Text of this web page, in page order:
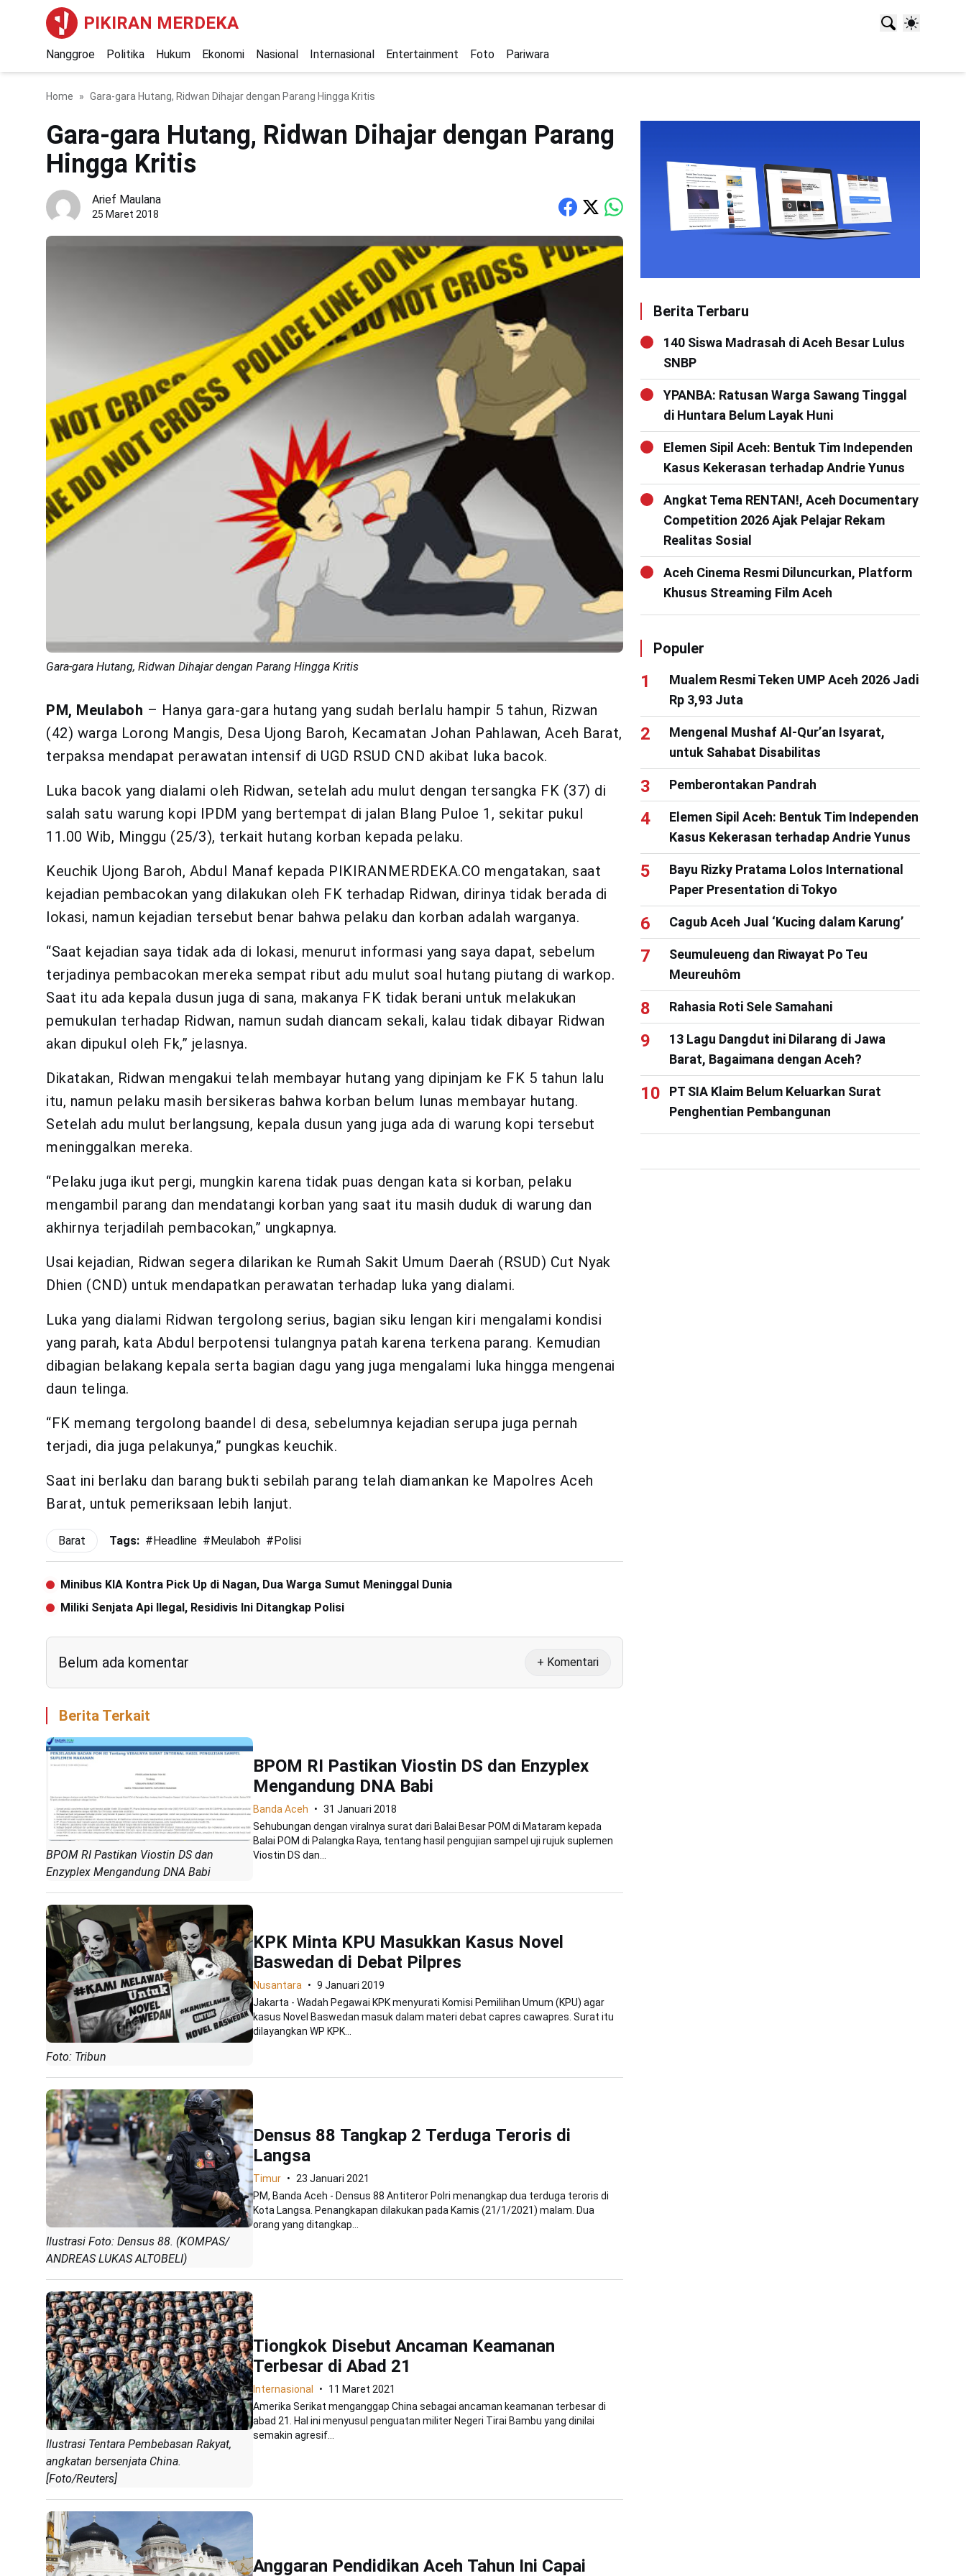
PIKIRAN MERDEKA
Nanggroe Politika Hukum Ekonomi Nasional Internasional Entertainment Foto Pariwara
Home Gara-gara Hutang, Ridwan Dihajar dengan Parang Hingga Kritis
Gara-gara Hutang, Ridwan Dihajar dengan Parang
Hingga Kritis
Arief Maulana
25 Maret 2018
Gara-gara Hutang, Ridwan Dihajar dengan Parang Hingga Kritis
PM, Meulaboh – Hanya gara-gara hutang yang sudah berlalu hampir 5 tahun, Rizwan
(42) warga Lorong Mangis, Desa Ujong Baroh, Kecamatan Johan Pahlawan, Aceh Barat,
terpaksa mendapat perawatan intensif di UGD RSUD CND akibat luka bacok.
Luka bacok yang dialami oleh Ridwan, setelah adu mulut dengan tersangka FK (37) di
salah satu warung kopi IPDM yang bertempat di jalan Blang Puloe 1, sekitar pukul
11.00 Wib, Minggu (25/3), terkait hutang korban kepada pelaku.
Keuchik Ujong Baroh, Abdul Manaf kepada PIKIRANMERDEKA.CO mengatakan, saat
kejadian pembacokan yang dilakukan oleh FK terhadap Ridwan, dirinya tidak berada di
lokasi, namun kejadian tersebut benar bahwa pelaku dan korban adalah warganya.
“Saat kejadian saya tidak ada di lokasi, menurut informasi yang saya dapat, sebelum
terjadinya pembacokan mereka sempat ribut adu mulut soal hutang piutang di warkop.
Saat itu ada kepala dusun juga di sana, makanya FK tidak berani untuk melakukan
pemukulan terhadap Ridwan, namun sudah diancam sekali, kalau tidak dibayar Ridwan
akan dipukul oleh Fk,” jelasnya.
Dikatakan, Ridwan mengakui telah membayar hutang yang dipinjam ke FK 5 tahun lalu
itu, namun pelaku masih bersikeras bahwa korban belum lunas membayar hutang.
Setelah adu mulut berlangsung, kepala dusun yang juga ada di warung kopi tersebut
meninggalkan mereka.
“Pelaku juga ikut pergi, mungkin karena tidak puas dengan kata si korban, pelaku
mengambil parang dan mendatangi korban yang saat itu masih duduk di warung dan
akhirnya terjadilah pembacokan,” ungkapnya.
Usai kejadian, Ridwan segera dilarikan ke Rumah Sakit Umum Daerah (RSUD) Cut Nyak
Dhien (CND) untuk mendapatkan perawatan terhadap luka yang dialami.
Luka yang dialami Ridwan tergolong serius, bagian siku lengan kiri mengalami kondisi
yang parah, kata Abdul berpotensi tulangnya patah karena terkena parang. Kemudian
dibagian belakang kepala serta bagian dagu yang juga mengalami luka hingga mengenai
daun telinga.
“FK memang tergolong baandel di desa, sebelumnya kejadian serupa juga pernah
terjadi, dia juga pelakunya,” pungkas keuchik.
Saat ini berlaku dan barang bukti sebilah parang telah diamankan ke Mapolres Aceh
Barat, untuk pemeriksaan lebih lanjut.
Barat Tags: # Headline # Meulaboh # Polisi
Minibus KIA Kontra Pick Up di Nagan, Dua Warga Sumut Meninggal Dunia
Miliki Senjata Api Ilegal, Residivis Ini Ditangkap Polisi
Belum ada komentar + Komentari
Berita Terkait
BPOM RI Pastikan Viostin DS dan
Enzyplex Mengandung DNA Babi
BPOM RI Pastikan Viostin DS dan Enzyplex
Mengandung DNA Babi
Banda Aceh
31 Januari 2018
Sehubungan dengan viralnya surat dari Balai Besar POM di Mataram kepada
Balai POM di Palangka Raya, tentang hasil pengujian sampel uji rujuk suplemen
Viostin DS dan...
Foto: Tribun
KPK Minta KPU Masukkan Kasus Novel
Baswedan di Debat Pilpres
Nusantara
9 Januari 2019
Jakarta - Wadah Pegawai KPK menyurati Komisi Pemilihan Umum (KPU) agar
kasus Novel Baswedan masuk dalam materi debat capres cawapres. Surat itu
dilayangkan WP KPK...
Ilustrasi Foto: Densus 88. (KOMPAS/
ANDREAS LUKAS ALTOBELI)
Densus 88 Tangkap 2 Terduga Teroris di
Langsa
Timur
23 Januari 2021
PM, Banda Aceh - Densus 88 Antiteror Polri menangkap dua terduga teroris di
Kota Langsa. Penangkapan dilakukan pada Kamis (21/1/2021) malam. Dua
orang yang ditangkap...
Ilustrasi Tentara Pembebasan Rakyat,
angkatan bersenjata China.
[Foto/Reuters]
Tiongkok Disebut Ancaman Keamanan
Terbesar di Abad 21
Internasional
11 Maret 2021
Amerika Serikat menganggap China sebagai ancaman keamanan terbesar di
abad 21. Hal ini menyusul penguatan militer Negeri Tirai Bambu yang dinilai
semakin agresif...
Anggaran Pendidikan Aceh Tahun Ini Capai
Berita Terbaru
140 Siswa Madrasah di Aceh Besar Lulus
SNBP
YPANBA: Ratusan Warga Sawang Tinggal
di Huntara Belum Layak Huni
Elemen Sipil Aceh: Bentuk Tim Independen
Kasus Kekerasan terhadap Andrie Yunus
Angkat Tema RENTAN!, Aceh Documentary
Competition 2026 Ajak Pelajar Rekam
Realitas Sosial
Aceh Cinema Resmi Diluncurkan, Platform
Khusus Streaming Film Aceh
Populer
Mualem Resmi Teken UMP Aceh 2026 Jadi
Rp 3,93 Juta
Mengenal Mushaf Al-Qur’an Isyarat,
untuk Sahabat Disabilitas
Pemberontakan Pandrah
Elemen Sipil Aceh: Bentuk Tim Independen
Kasus Kekerasan terhadap Andrie Yunus
Bayu Rizky Pratama Lolos International
Paper Presentation di Tokyo
Cagub Aceh Jual ‘Kucing dalam Karung’
Seumuleueng dan Riwayat Po Teu
Meureuhôm
Rahasia Roti Sele Samahani
13 Lagu Dangdut ini Dilarang di Jawa
Barat, Bagaimana dengan Aceh?
PT SIA Klaim Belum Keluarkan Surat
Penghentian Pembangunan